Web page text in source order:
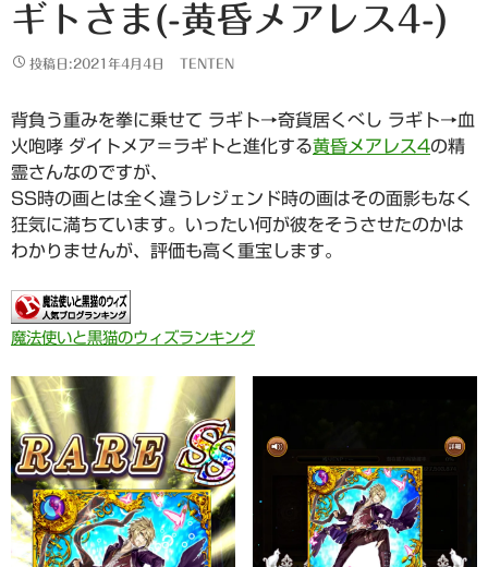
ギトさま(-黄昏メアレス4-)
投稿日:2021年4月4日 TENTEN
背負う重みを拳に乗せて ラギト→奇貨居くべし ラギト→血
火咆哮 ダイトメア＝ラギトと進化する黄昏メアレス4の精
霊さんなのですが、
SS時の画とは全く違うレジェンド時の画はその面影もなく
狂気に満ちています。いったい何が彼をそうさせたのかは
わかりませんが、評価も高く重宝します。
魔法使いと黒猫のウィズランキング